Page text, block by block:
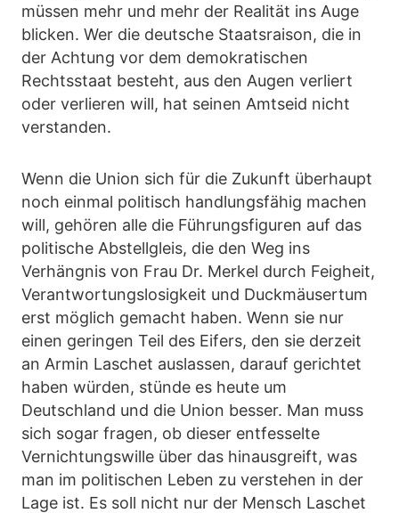
müssen mehr und mehr der Realität ins Auge
blicken. Wer die deutsche Staatsraison, die in
der Achtung vor dem demokratischen
Rechtsstaat besteht, aus den Augen verliert
oder verlieren will, hat seinen Amtseid nicht
verstanden.
Wenn die Union sich für die Zukunft überhaupt
noch einmal politisch handlungsfähig machen
will, gehören alle die Führungsfiguren auf das
politische Abstellgleis, die den Weg ins
Verhängnis von Frau Dr. Merkel durch Feigheit,
Verantwortungslosigkeit und Duckmäusertum
erst möglich gemacht haben. Wenn sie nur
einen geringen Teil des Eifers, den sie derzeit
an Armin Laschet auslassen, darauf gerichtet
haben würden, stünde es heute um
Deutschland und die Union besser. Man muss
sich sogar fragen, ob dieser entfesselte
Vernichtungswille über das hinausgreift, was
man im politischen Leben zu verstehen in der
Lage ist. Es soll nicht nur der Mensch Laschet